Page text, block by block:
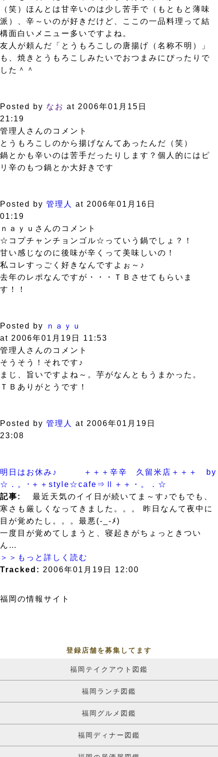
（笑）ほんとは甘辛いのは少し苦手で（もともと薄味
派）、辛～いのが好きだけど、ここの一品料理って結
構面白いメニュー多いですよね。
友人が頼んだ「とうもろこしの唐揚げ（名称不明）」
も、焼きとうもろこしみたいでおつまみにぴったりで
した＾＾
Posted by なお at 2006年01月15日
21:19
管理人さんのコメント
とうもろこしのから揚げなんてあったんだ（笑）
鍋とかも辛いのは苦手だったりします？個人的にはピ
リ辛のもつ鍋とか大好きです
Posted by 管理人
at 2006年01月16日
01:19
ｎａｙｕさんのコメント
☆コプチャンチョンゴル☆っていう鍋でしょ？！
甘い感じなのに後味が辛くって美味しいの！
私コレすっごく好きなんですよぉ～♪
去年のレポなんですが・・・ＴＢさせてもらいま
す！！
Posted by
ｎａｙｕ
at 2006年01月19日 11:53
管理人さんのコメント
そうそう！それです♪
まじ、旨いですよね～。芋がなんともうまかった。
ＴＢありがとうです！
Posted by 管理人
at 2006年01月19日
23:08
明日はお休み♪ ＋＋＋辛辛 久留米店＋＋＋ by
☆．。･＋＋style☆cafe⇒Ⅱ＋＋・。．☆
記事:
最近天気のイイ日が続いてま～す♪でもでも、
寒さも厳しくなってきました。。。 昨日なんて夜中に
目が覚めたし。。。最悪(-_-ﾒ)
一度目が覚めてしまうと、寝起きがちょっときつい
ん…
＞＞もっと詳しく読む
Tracked: 2006年01月19日 12:00
福岡の情報サイト
登録店舗を募集してます
福岡テイクアウト図鑑
福岡ランチ図鑑
福岡グルメ図鑑
福岡ディナー図鑑